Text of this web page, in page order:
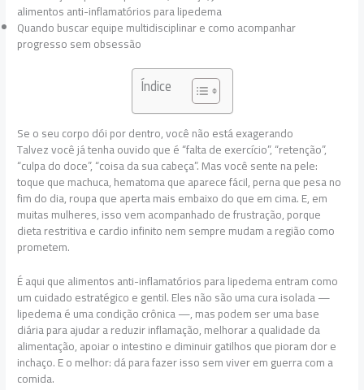
alimentos anti-inflamatórios para lipedema
Quando buscar equipe multidisciplinar e como acompanhar
progresso sem obsessão
Índice
Se o seu corpo dói por dentro, você não está exagerando
Talvez você já tenha ouvido que é “falta de exercício”, “retenção”,
“culpa do doce”, “coisa da sua cabeça”. Mas você sente na pele:
toque que machuca, hematoma que aparece fácil, perna que pesa no
fim do dia, roupa que aperta mais embaixo do que em cima. E, em
muitas mulheres, isso vem acompanhado de frustração, porque
dieta restritiva e cardio infinito nem sempre mudam a região como
prometem.
É aqui que alimentos anti-inflamatórios para lipedema entram como
um cuidado estratégico e gentil. Eles não são uma cura isolada —
lipedema é uma condição crônica —, mas podem ser uma base
diária para ajudar a reduzir inflamação, melhorar a qualidade da
alimentação, apoiar o intestino e diminuir gatilhos que pioram dor e
inchaço. E o melhor: dá para fazer isso sem viver em guerra com a
comida.